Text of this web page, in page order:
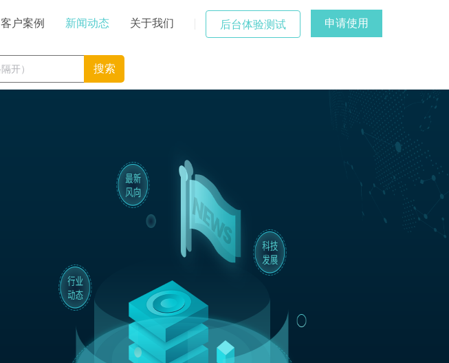
客户案例 新闻动态 关于我们 后台体验测试 申请使用
搜索